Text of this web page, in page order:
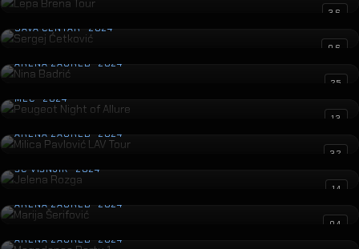
36
Sergej Ćetković
SAVA CENTAR · 2024
06
Nina Badrić
ARENA ZAGREB · 2024
25
Peugeot Night of Allure
MEC · 2024
13
Milica Pavlović LAV Tour
ARENA ZAGREB · 2024
32
Jelena Rozga
ŠC VIŠNJIK · 2024
14
Marija Šerifović
ARENA ZAGREB · 2024
04
Megadance Party 1
ARENA ZAGREB · 2024